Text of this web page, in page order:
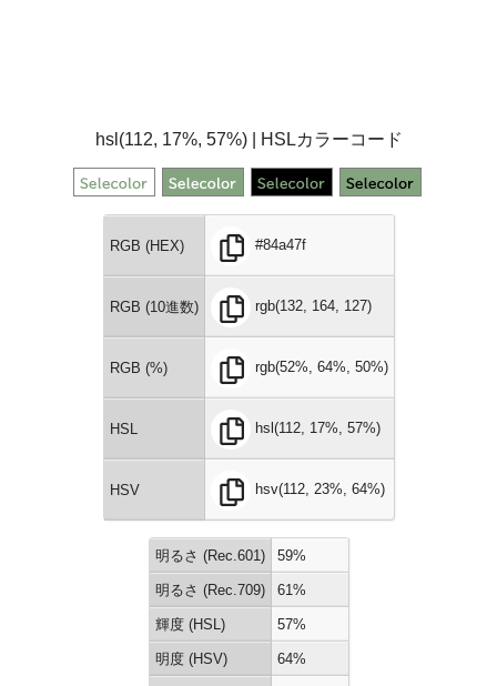
hsl(112, 17%, 57%) | HSLカラーコード
RGB (HEX) #84a47f
RGB (10進数) rgb(132, 164, 127)
RGB (%) rgb(52%, 64%, 50%)
HSL hsl(112, 17%, 57%)
HSV hsv(112, 23%, 64%)
明るさ (Rec.601) 59%
明るさ (Rec.709) 61%
輝度 (HSL) 57%
明度 (HSV) 64%